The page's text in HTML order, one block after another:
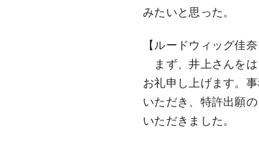
みたいと思った。
【ルードウィッグ佳奈
まず、井上さんをは
お礼申し上げます。
いただき、特許出願
いただきました。